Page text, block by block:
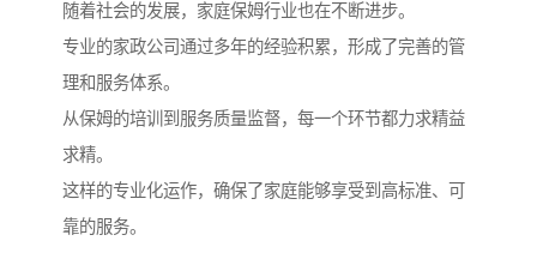
随着社会的发展，家庭保姆行业也在不断进步。
专业的家政公司通过多年的经验积累，形成了完善的管
理和服务体系。
从保姆的培训到服务质量监督，每一个环节都力求精益
求精。
这样的专业化运作，确保了家庭能够享受到高标准、可
靠的服务。